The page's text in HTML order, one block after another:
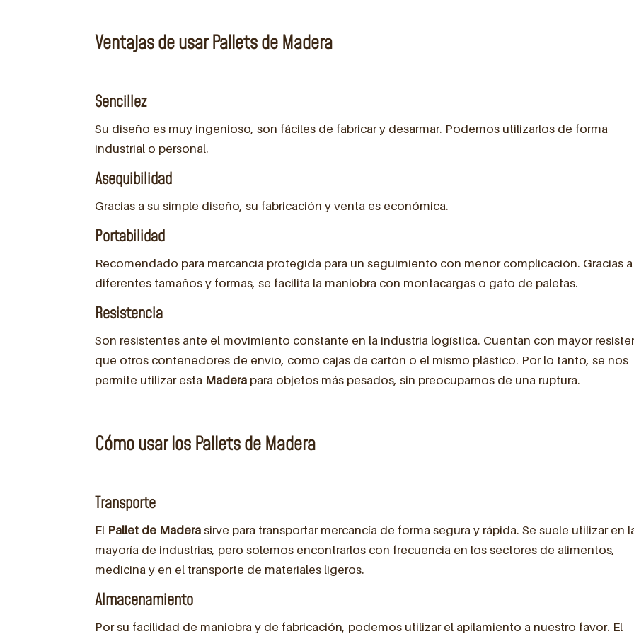
Ventajas de usar Pallets de Madera
Sencillez
Su diseño es muy ingenioso, son fáciles de fabricar y desarmar. Podemos utilizarlos de forma
industrial o personal.
Asequibilidad
Gracias a su simple diseño, su fabricación y venta es económica.
Portabilidad
Recomendado para mercancía protegida para un seguimiento con menor complicación. Gracias
diferentes tamaños y formas, se facilita la maniobra con montacargas o gato de paletas.
Resistencia
Son resistentes ante el movimiento constante en la industria logística. Cuentan con mayor
que otros contenedores de envío, como cajas de cartón o el mismo plástico. Por lo tanto, se nos
permite utilizar esta Madera para objetos más pesados, sin preocuparnos de una ruptura.
Cómo usar los Pallets de Madera
Transporte
El Pallet de Madera sirve para transportar mercancía de forma segura y rápida. Se suele utilizar en
mayoría de industrias, pero solemos encontrarlos con frecuencia en los sectores de alimentos,
medicina y en el transporte de materiales ligeros.
Almacenamiento
Por su facilidad de maniobra y de fabricación, podemos utilizar el apilamiento a nuestro favor. El